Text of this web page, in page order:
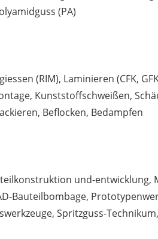
(PA)
(RIM), Laminieren (CFK,
Kunststoffschweißen,
Beflocken, Bedampfen
und-entwicklung,
Bauteilbombage,
Spritzguss-